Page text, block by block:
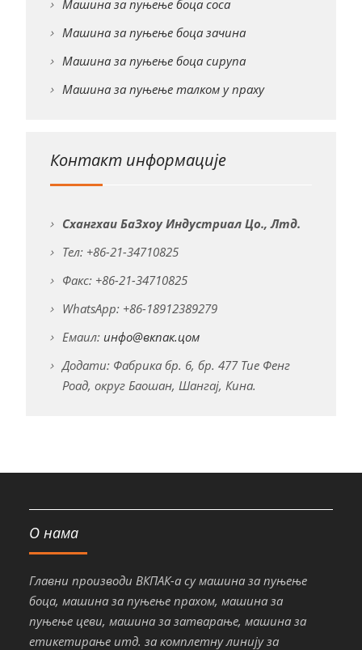
Машина за пуњење боца соса
Машина за пуњење боца зачина
Машина за пуњење боца сирупа
Машина за пуњење талком у праху
Контакт информације
Схангхаи БаЗхоу Индустриал Цо., Лтд.
Тел: +86-21-34710825
Факс: +86-21-34710825
WhatsApp: +86-18912389279
Емаил: инфо@вкпак.цом
Додати: Фабрика бр. 6, бр. 477 Тие Фенг
Роад, округ Баошан, Шангај, Кина.
О нама
Главни производи ВКПАК-а су машина за пуњење
боца, машина за пуњење прахом, машина за
пуњење цеви, машина за затварање, машина за
етикетирање итд. за комплетну линију за